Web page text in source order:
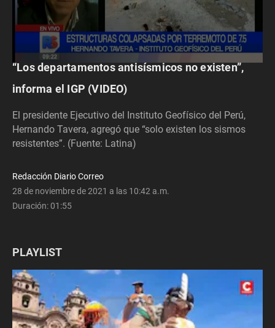
0
of
1
55
seconds
ACTUALIDAD
“Los departamentos antisísmicos no existen”,
informa el IGP (VIDEO)
El presidente Ejecutivo del Instituto Geofísico del Perú,
Hernando Tavera, agregó que “solo existen los sismos
resistentes”. (Fuente: Latina)
Redacción Diario Correo
28 de noviembre de 2021 a las 10:42 a.m.
Duración:01:55
PLAYLIST